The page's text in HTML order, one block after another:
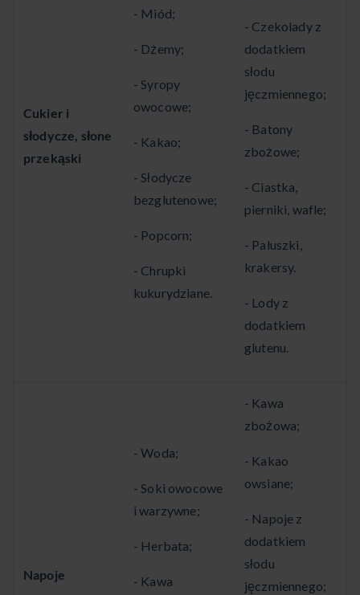
Cukier i
słodycze, słone
przekąski
- Miód;
- Dżemy;
- Syropy
owocowe;
- Kakao;
- Słodycze
bezglutenowe;
- Popcorn;
- Chrupki
kukurydziane.
- Czekolady z
dodatkiem
słodu
jęczmiennego;
- Batony
zbożowe;
- Ciastka,
pierniki, wafle;
- Paluszki,
krakersy.
- Lody z
dodatkiem
glutenu.
Napoje
- Woda;
- Soki owocowe
i warzywne;
- Herbata;
- Kawa
- Kawa
zbożowa;
- Kakao
owsiane;
- Napoje z
dodatkiem
słodu
jęczmiennego;